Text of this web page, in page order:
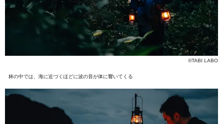
©TABI LABO
林の中では、海に近づくほどに波の音が体に響いてくる